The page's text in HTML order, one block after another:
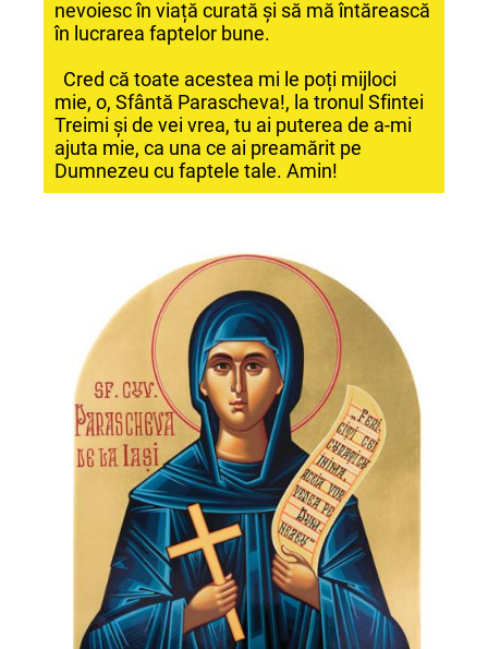
nevoiesc în viață curată și să mă întărească
în lucrarea faptelor bune.
Cred că toate acestea mi le poți mijloci
mie, o, Sfântă Parascheva!, la tronul Sfintei
Treimi și de vei vrea, tu ai puterea de a-mi
ajuta mie, ca una ce ai preamărit pe
Dumnezeu cu faptele tale. Amin!